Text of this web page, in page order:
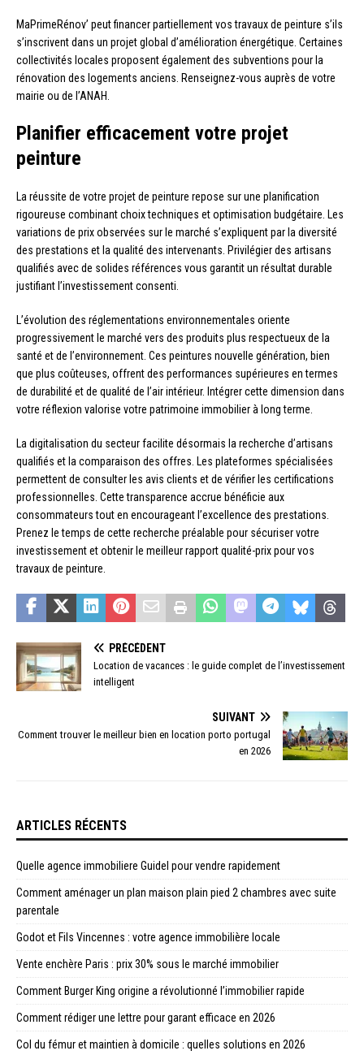
MaPrimeRénov’ peut financer partiellement vos travaux de peinture s’ils
s’inscrivent dans un projet global d’amélioration énergétique. Certaines
collectivités locales proposent également des subventions pour la
rénovation des logements anciens. Renseignez-vous auprès de votre
mairie ou de l’ANAH.
Planifier efficacement votre projet
peinture
La réussite de votre projet de peinture repose sur une planification
rigoureuse combinant choix techniques et optimisation budgétaire. Les
variations de prix observées sur le marché s’expliquent par la diversité
des prestations et la qualité des intervenants. Privilégier des artisans
qualifiés avec de solides références vous garantit un résultat durable
justifiant l’investissement consenti.
L’évolution des réglementations environnementales oriente
progressivement le marché vers des produits plus respectueux de la
santé et de l’environnement. Ces peintures nouvelle génération, bien
que plus coûteuses, offrent des performances supérieures en termes
de durabilité et de qualité de l’air intérieur. Intégrer cette dimension dans
votre réflexion valorise votre patrimoine immobilier à long terme.
La digitalisation du secteur facilite désormais la recherche d’artisans
qualifiés et la comparaison des offres. Les plateformes spécialisées
permettent de consulter les avis clients et de vérifier les certifications
professionnelles. Cette transparence accrue bénéficie aux
consommateurs tout en encourageant l’excellence des prestations.
Prenez le temps de cette recherche préalable pour sécuriser votre
investissement et obtenir le meilleur rapport qualité-prix pour vos
travaux de peinture.
PRÉCÉDENT
Location de vacances : le guide complet de l’investissement
intelligent
SUIVANT
Comment trouver le meilleur bien en location porto portugal
en 2026
ARTICLES RÉCENTS
Quelle agence immobiliere Guidel pour vendre rapidement
Comment aménager un plan maison plain pied 2 chambres avec suite
parentale
Godot et Fils Vincennes : votre agence immobilière locale
Vente enchère Paris : prix 30% sous le marché immobilier
Comment Burger King origine a révolutionné l’immobilier rapide
Comment rédiger une lettre pour garant efficace en 2026
Col du fémur et maintien à domicile : quelles solutions en 2026